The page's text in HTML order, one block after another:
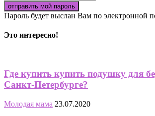
Пароль будет выслан Вам по электронной
Это интересно!
Где купить купить подушку для
Санкт-Петербурге?
Молодая мама 23.07.2020